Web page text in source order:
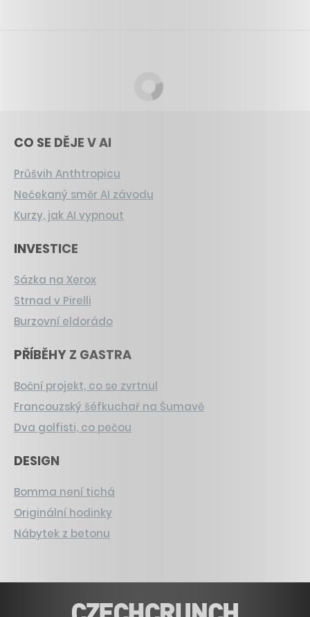
CO SE DĚJE V AI
Průšvih Anthtropicu
Nečekaný směr AI závodu
Kurzy, jak AI vypnout
INVESTICE
Sázka na Xerox
Strnad v Pirelli
Burzovní eldorádo
PŘÍBĚHY Z GASTRA
Boční projekt, co se zvrtnul
Francouzský šéfkuchař na Šumavě
Dva golfisti, co pečou
DESIGN
Bomma není tichá
Originální hodinky
Nábytek z betonu